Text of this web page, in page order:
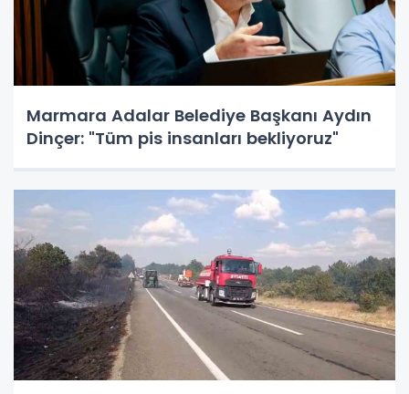
Marmara Adalar Belediye Başkanı Aydın
Dinçer: "Tüm pis insanları bekliyoruz"